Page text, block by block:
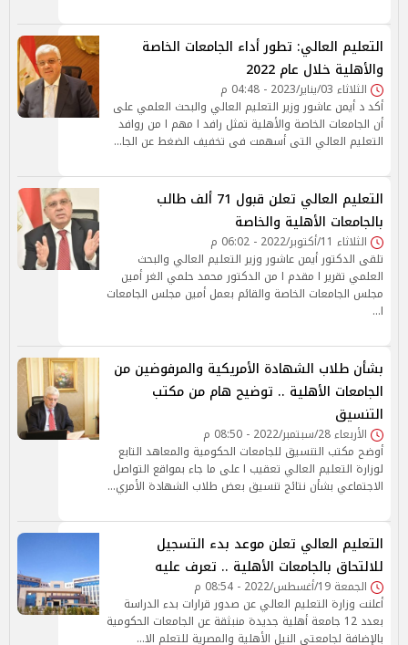
التعليم العالي: تطور أداء الجامعات الخاصة
والأهلية خلال عام 2022
الثلاثاء 03/يناير/2023 - 04:48 م
أكد د أيمن عاشور وزير التعليم العالي والبحث العلمي على
أن الجامعات الخاصة والأهلية تمثل رافد ا مهم ا من روافد
التعليم العالي التى أسهمت فى تخفيف الضغط عن الجا…
التعليم العالي تعلن قبول 71 ألف طالب
بالجامعات الأهلية والخاصة
الثلاثاء 11/أكتوبر/2022 - 06:02 م
تلقى الدكتور أيمن عاشور وزير التعليم العالي والبحث
العلمي تقرير ا مقدم ا من الدكتور محمد حلمي الغر أمين
مجلس الجامعات الخاصة والقائم بعمل أمين مجلس الجامعات
ا…
بشأن طلاب الشهادة الأمريكية والمرفوضين من
الجامعات الأهلية .. توضيح هام من مكتب
التنسيق
الأربعاء 28/سبتمبر/2022 - 08:50 م
أوضح مكتب التنسيق للجامعات الحكومية والمعاهد التابع
لوزارة التعليم العالي تعقيب ا على ما جاء بمواقع التواصل
الاجتماعي بشأن نتائج تنسيق بعض طلاب الشهادة الأمري…
التعليم العالي تعلن موعد بدء التسجيل
للالتحاق بالجامعات الأهلية .. تعرف عليه
الجمعة 19/أغسطس/2022 - 08:54 م
أعلنت وزارة التعليم العالي عن صدور قرارات بدء الدراسة
بعدد 12 جامعة أهلية جديدة منبثقة عن الجامعات الحكومية
بالإضافة لجامعتي النيل الأهلية والمصرية للتعلم الا…